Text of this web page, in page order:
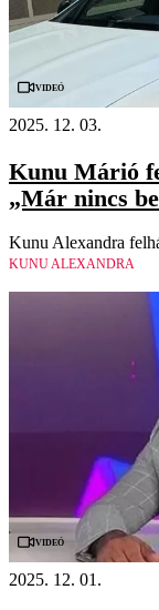
Videó
2025. 12. 03.
Kunu Márió
„Már nincs
Kunu Alexandra
KUNU ALEXANDRA
Videó
2025. 12. 01.